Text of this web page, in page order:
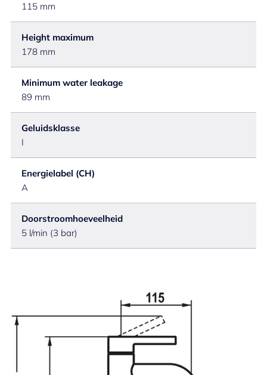
115 mm
Height maximum
178 mm
Minimum water leakage
89 mm
Geluidsklasse
I
Energielabel (CH)
A
Doorstroomhoeveelheid
5 l/min (3 bar)